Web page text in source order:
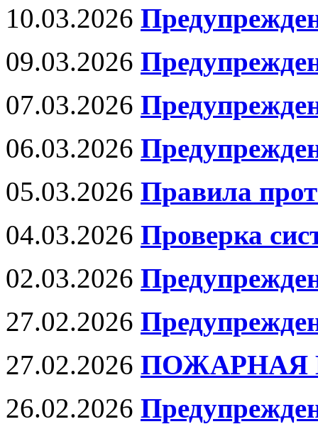
10.03.2026
09.03.2026
07.03.2026
06.03.2026
05.03.2026 Правила
04.03.2026 Проверка
02.03.2026
27.02.2026
27.02.2026 ПОЖАРНАЯ
26.02.2026